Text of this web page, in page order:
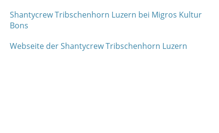
Shantycrew Tribschenhorn Luzern bei Migros Kultur
Bons
Webseite der Shantycrew Tribschenhorn Luzern